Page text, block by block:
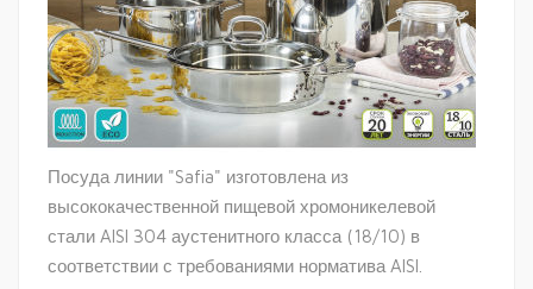
Посуда линии "Safia" изготовлена из
высококачественной пищевой хромоникелевой
стали AISI 304 аустенитного класса (18/10) в
соответствии с требованиями норматива AISI.